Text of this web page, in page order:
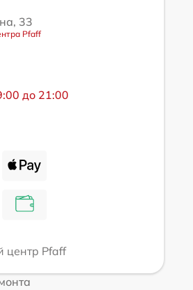
33
Pfaff
до 21:00
центр Pfaff